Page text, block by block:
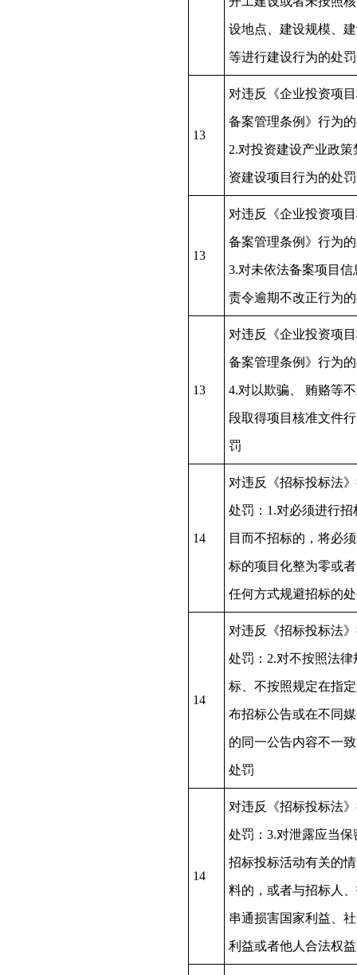
设地点、建设规模、
等进行建设行为的处罚
13
对违反《企业投资项
备案管理条例》行为
2.对投资建设产业政策
资建设项目行为的处罚
13
对违反《企业投资项
备案管理条例》行为
3.对未依法备案项目信
责令逾期不改正行为
13
对违反《企业投资项
备案管理条例》行为
4.对以欺骗、 贿赂等
段取得项目核准文件
罚
14
对违反《招标投标法
处罚：1.对必须进行招
目而不招标的，将必
标的项目化整为零或
任何方式规避招标的
14
对违反《招标投标法
处罚：2.对不按照法律
标、不按照规定在指
布招标公告或在不同
的同一公告内容不一
处罚
14
对违反《招标投标法
处罚：3.对泄露应当保
招标投标活动有关的
料的，或者与招标人
串通损害国家利益、
利益或者他人合法权